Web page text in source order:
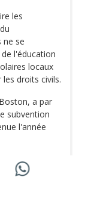
les
ne se
l'éducation
locaux
droits civils.
a par
subvention
l'année